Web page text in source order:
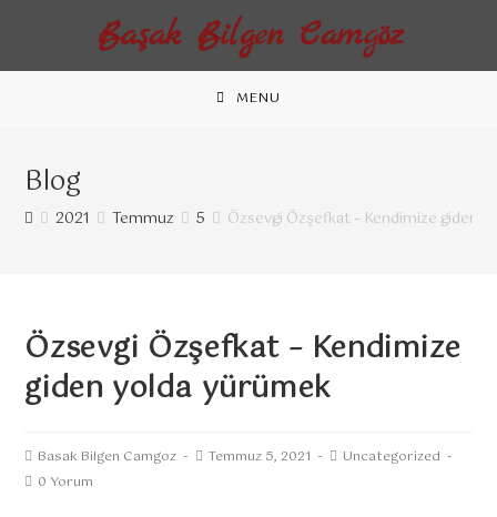
MENU
Blog
2021 Temmuz 5 Özsevgi Özşefkat – Kendimize giden
Özsevgi Özşefkat – Kendimize
giden yolda yürümek
Basak Bilgen Camgoz Temmuz 5, 2021
Uncategorized
0 Yorum